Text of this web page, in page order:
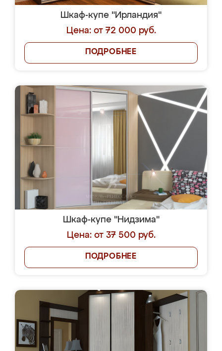
Шкаф-купе "Ирландия"
Цена: от 72 000 руб.
ПОДРОБНЕЕ
Шкаф-купе "Нидзима"
Цена: от 37 500 руб.
ПОДРОБНЕЕ